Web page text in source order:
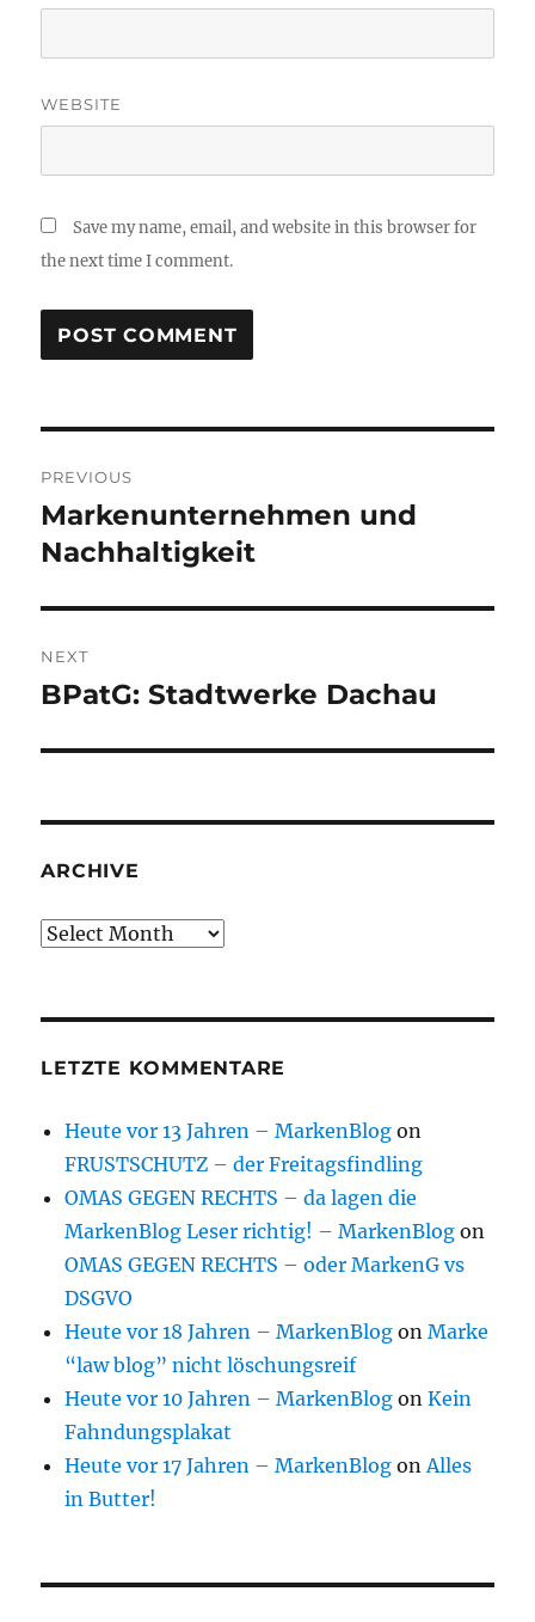
WEBSITE
Save my name, email, and website in this browser for
the next time I comment.
navigation
PREVIOUS
Previous
post:
Markenunternehmen und
Nachhaltigkeit
NEXT
Next
BPatG: Stadtwerke Dachau
ARCHIVE
Archive
LETZTE KOMMENTARE
Heute vor 13 Jahren – MarkenBlog on
FRUSTSCHUTZ – der Freitagsfindling
OMAS GEGEN RECHTS – da lagen die
MarkenBlog Leser richtig! – MarkenBlog on
OMAS GEGEN RECHTS – oder MarkenG vs
DSGVO
Heute vor 18 Jahren – MarkenBlog onMarke
“law blog” nicht löschungsreif
Heute vor 10 Jahren – MarkenBlog onKein
Fahndungsplakat
Heute vor 17 Jahren – MarkenBlog onAlles
in Butter!